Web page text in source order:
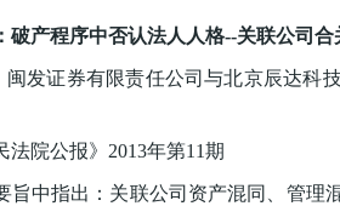
破产程序中否认法人人格--关联公司合
闽发证券有限责任公司与北京辰达科
法院公报》2013年第11期
旨中指出：关联公司资产混同、管理